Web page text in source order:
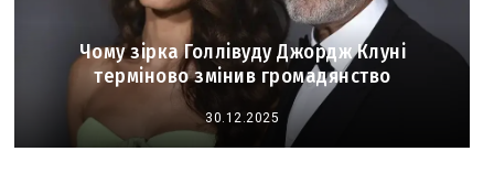
Чому зірка Голлівуду Джордж Клуні
терміново змінив громадянство
30.12.2025